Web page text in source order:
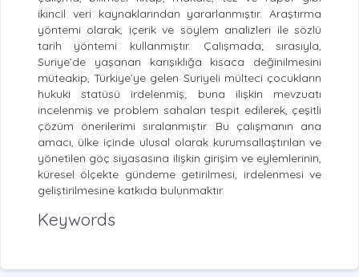
ikincil veri kaynaklarından yararlanmıştır. Araştırma
yöntemi olarak, içerik ve söylem analizleri ile sözlü
tarih yöntemi kullanmıştır. Çalışmada; sırasıyla,
Suriye’de yaşanan karışıklığa kısaca değinilmesini
müteakip, Türkiye’ye gelen Suriyeli mülteci çocukların
hukuki statüsü irdelenmiş; buna ilişkin mevzuatı
incelenmiş ve problem sahaları tespit edilerek, çeşitli
çözüm önerilerimi sıralanmıştır. Bu çalışmanın ana
amacı, ülke içinde ulusal olarak kurumsallaştırılan ve
yönetilen göç siyasasına ilişkin girişim ve eylemlerinin,
küresel ölçekte gündeme getirilmesi, irdelenmesi ve
geliştirilmesine katkıda bulunmaktır.
Keywords